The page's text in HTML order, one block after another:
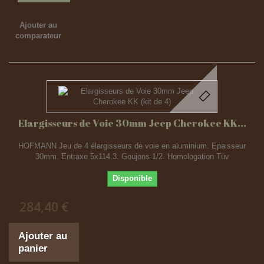
Ajouter au
comparateur
Elargisseurs de Voie 30mm Jeep Cherokee KK...
HOFMANN Jeu de 4 élargisseurs de voie en aluminium. Epaisseur
30mm. Entraxe 5x114.3. Goujons 1/2. Homologation Tüv
Disponible
284,40 €
Ajouter au
panier